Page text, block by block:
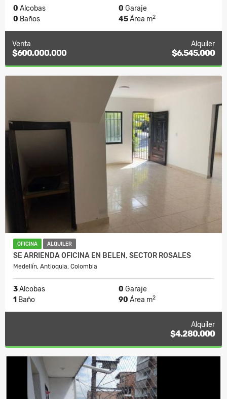
0 Alcobas 0 Garaje
0 Baños 45Área m2
Venta
$600.000.000
Alquiler
$6.545.000
OFICINA ALQUILER
SE ARRIENDA OFICINA EN BELEN, SECTOR ROSALES
Medellín, Antioquia, Colombia
3Alcobas 0 Garaje
1 Baño 90 Área m2
Alquiler
$4.280.000